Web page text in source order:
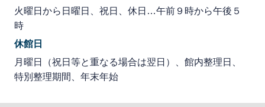
火曜日から日曜日、祝日、休日…午前９時から午後５
時
休館日
月曜日（祝日等と重なる場合は翌日）、館内整理日、
特別整理期間、年末年始